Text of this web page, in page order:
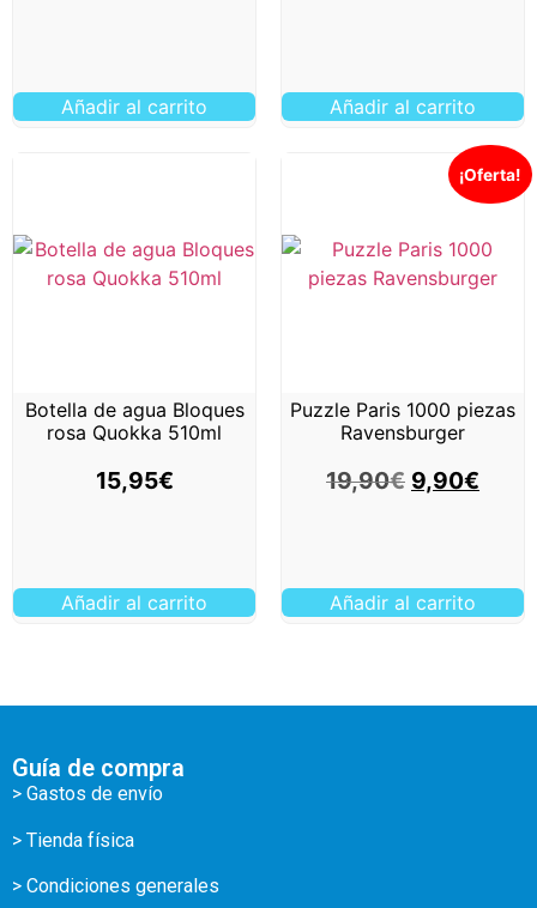
Añadir al carrito Añadir al carrito
Botella de agua Bloques
rosa Quokka 510ml
15,95€
Añadir al carrito
¡Oferta!
Puzzle Paris 1000 piezas
Ravensburger
19,90€ 9,90€
Añadir al carrito
Guía de compra
> Gastos de envío
> Tienda física
> Condiciones generales